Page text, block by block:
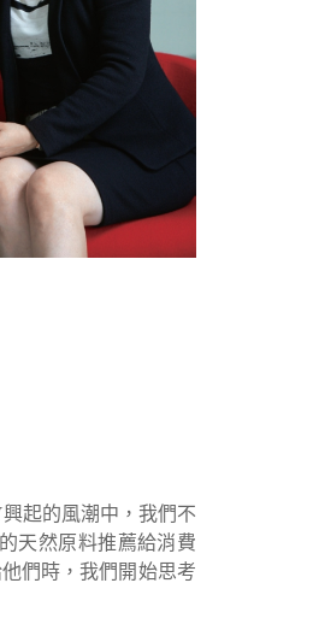
起的風潮中，我們不
天然原料推薦給消費
們時，我們開始思考